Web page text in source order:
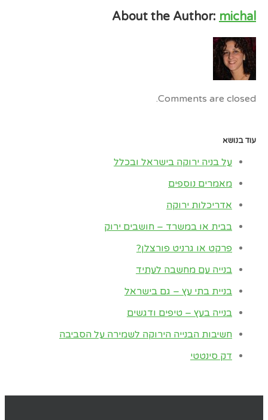
About the Author: michal
Comments are closed.
עוד בנושא
על בניה ירוקה בישראל ובכלל
מאמרים נוספים
אדריכלות ירוקה
בבית או במשרד – חושבים ירוק
פרקט או גרניט פורצלן?
בנייה עם מחשבה לעתיד
בניית בתי עץ – גם בישראל
בנייה בעץ – טיפים ודגשים
חשיבות הבנייה הירוקה לשמירה על הסביבה
דק סינטטי